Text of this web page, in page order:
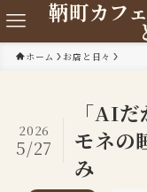
鞆町カフ
ホーム お店と日々
「AI
モネの
み
2026
5/27